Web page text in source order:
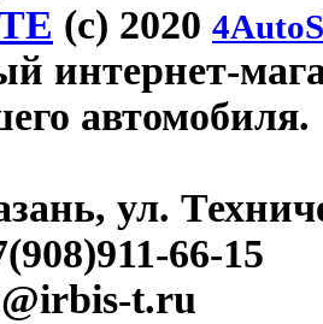
(c) 2020
интернет-
автомобиля.
ул.
66-15
t.ru